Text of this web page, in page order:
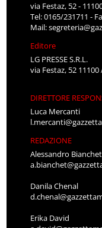
via Festaz, 52 -
Tel: 0165/231711 -
Mail:
Editore
LG PRESSE S.R.L.
via Festaz, 52 11100
DIRETTORE
Luca Mercanti
REDAZIONE
Alessandro Bianchet
Danila Chenal
Erika David